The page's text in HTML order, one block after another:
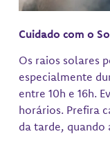
Cuidado com o
Os raios solares
especialmente
entre 10h e 16h.
horários. Prefira
da tarde, quando